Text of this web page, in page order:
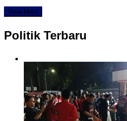
View More
Politik Terbaru